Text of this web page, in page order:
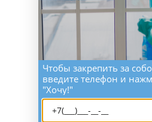
Чтобы закрепить за
введите телефон и
"Хочу!"